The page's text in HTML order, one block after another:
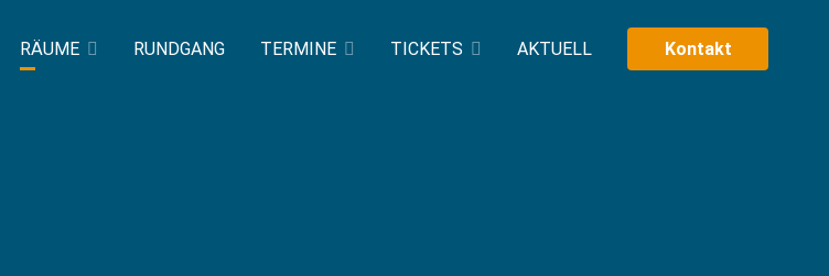
Kontakt
RÄUME RUNDGANG TERMINE TICKETS AKTUELL